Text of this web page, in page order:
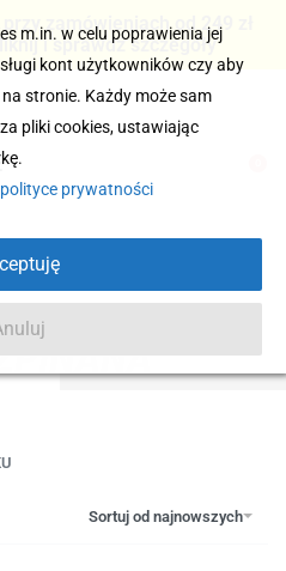
zamówieniach od 249 zł
i sprawdź szczegóły
Sortuj od najnowszych
m.in. w celu poprawienia jej
kont użytkowników czy aby
stronie. Każdy może sam
pliki cookies, ustawiając
polityce prywatności